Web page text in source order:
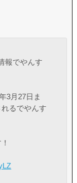
報でやんす
3月27日ま
るでやんす